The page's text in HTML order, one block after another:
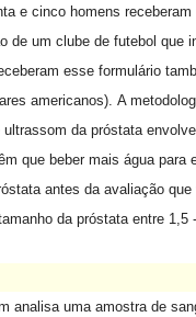
e cinco homens
de um clube de futebol que
esse formulário
americanos). A
da próstata
que beber mais água para
antes da avaliação
da próstata entre
analisa uma amostra de